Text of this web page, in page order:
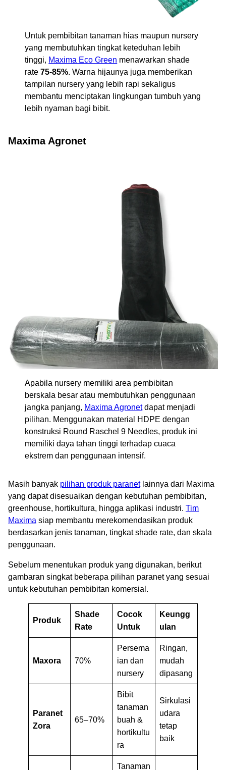
Untuk pembibitan tanaman hias maupun nursery
yang membutuhkan tingkat keteduhan lebih
tinggi, Maxima Eco Green menawarkan shade
rate75-85%. Warna hijaunya juga memberikan
tampilan nursery yang lebih rapi sekaligus
membantu menciptakan lingkungan tumbuh yang
lebih nyaman bagi bibit.
Maxima Agronet
Apabila nursery memiliki area pembibitan
berskala besar atau membutuhkan penggunaan
jangka panjang, Maxima Agronetdapat menjadi
pilihan. Menggunakan material HDPE dengan
konstruksi Round Raschel 9 Needles, produk ini
memiliki daya tahan tinggi terhadap cuaca
ekstrem dan penggunaan intensif.
Masih banyak pilihan produk paranetlainnya dari Maxima
yang dapat disesuaikan dengan kebutuhan pembibitan,
greenhouse, hortikultura, hingga aplikasi industri. Tim
Maxima siap membantu merekomendasikan produk
berdasarkan jenis tanaman, tingkat shade rate, dan skala
penggunaan.
Sebelum menentukan produk yang digunakan, berikut
gambaran singkat beberapa pilihan paranet yang sesuai
untuk kebutuhan pembibitan komersial.
Produk
Shade
Rate
Cocok
Untuk
Keungg
ulan
Maxora 70%
Persema
ian dan
nursery
Ringan,
mudah
dipasang
Paranet
Zora
65–70%
Bibit
tanaman
buah &
hortikultu
ra
Sirkulasi
udara
tetap
baik
Tanaman